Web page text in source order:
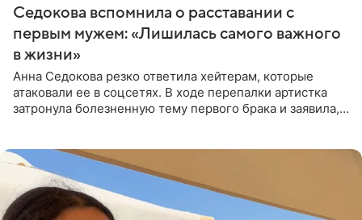
Седокова вспомнила о расставании с
первым мужем: «Лишилась самого важного
в жизни»
Анна Седокова резко ответила хейтерам, которые
атаковали ее в соцсетях. В ходе перепалки артистка
затронула болезненную тему первого брака и заявила,